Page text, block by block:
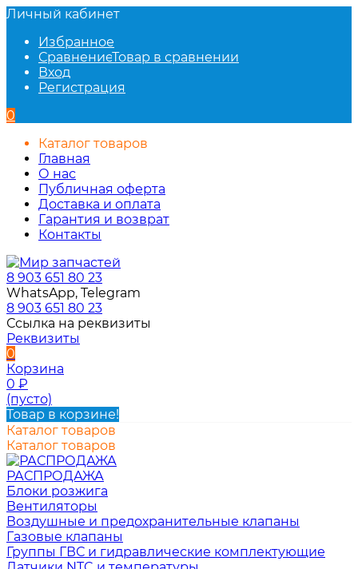
Личный кабинет
Избранное
СравнениеТовар в сравнении
Вход
Регистрация
0
Каталог товаров
Главная
О нас
Публичная оферта
Доставка и оплата
Гарантия и возврат
Контакты
8 903 651 80 23
WhatsApp, Telegram
8 903 651 80 23
Ссылка на реквизиты
Реквизиты
0
Корзина
0 ₽
(пусто)
Товар в корзине!
Каталог товаров
Каталог товаров
РАСПРОДАЖА
Блоки розжига
Вентиляторы
Воздушные и предохранительные клапаны
Газовые клапаны
Группы ГВС и гидравлические комплектующие